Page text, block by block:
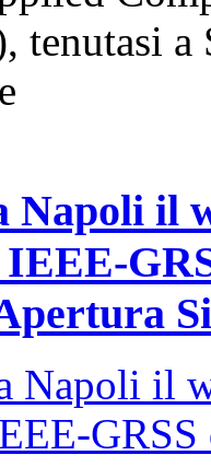
tenutasi
Napoli il